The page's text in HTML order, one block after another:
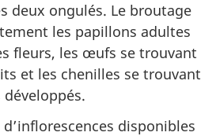
deux ongulés. Le broutage
les papillons adultes
fleurs, les œufs se trouvant
et les chenilles se trouvant
disponibles